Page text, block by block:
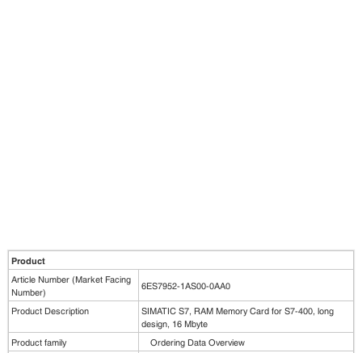
Product
Article Number (Market Facing
Number)
6ES7952-1AS00-0AA0
Product Description
SIMATIC S7, RAM Memory Card for S7-400, long
design, 16 Mbyte
Product family
Ordering Data Overview